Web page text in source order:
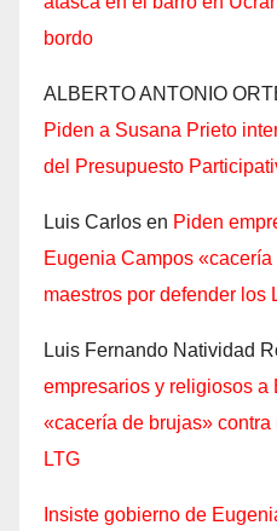
bordo
ALBERTO ANTONIO
Piden a Susana Prieto
del Presupuesto
Luis Carlos en Piden
Eugenia Campos
maestros por defender los
Luis Fernando Natividad
empresarios y religiosos a
«cacería de brujas»
LTG
Insiste gobierno de